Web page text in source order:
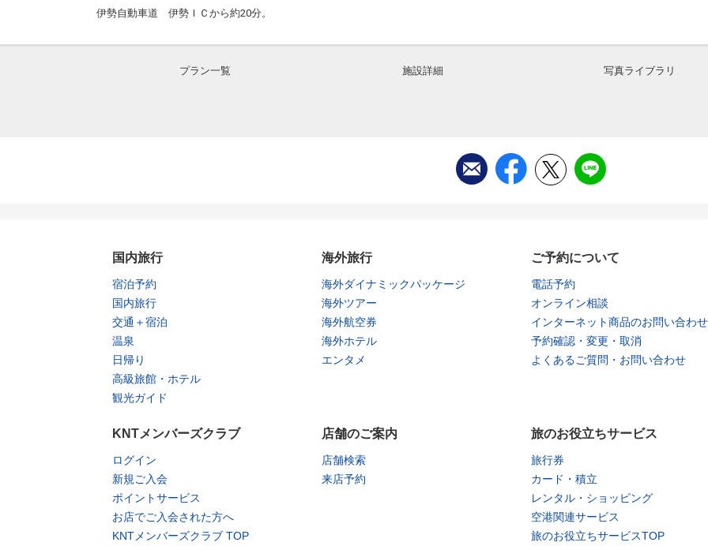
伊勢自動車道 伊勢ＩＣから約20分。
プラン一覧 施設詳細 写真ライブラリ
国内旅行
宿泊予約
国内旅行
交通＋宿泊
温泉
日帰り
高級旅館・ホテル
観光ガイド
海外旅行
海外ダイナミックパッケージ
海外ツアー
海外航空券
海外ホテル
エンタメ
ご予約について
電話予約
オンライン相談
インターネット商品のお問い合わせ
予約確認・変更・取消
よくあるご質問・お問い合わせ
KNTメンバーズクラブ
ログイン
新規ご入会
ポイントサービス
お店でご入会された方へ
KNTメンバーズクラブ TOP
店舗のご案内
店舗検索
来店予約
旅のお役立ちサービス
旅行券
カード・積立
レンタル・ショッピング
空港関連サービス
旅のお役立ちサービスTOP